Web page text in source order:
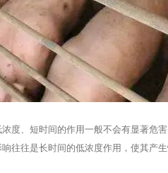
度、短时间的作用一般不会有显著危
往往是长时间的低浓度作用，使其产